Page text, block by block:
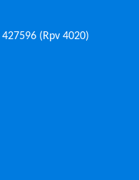
(Rpv 4020)